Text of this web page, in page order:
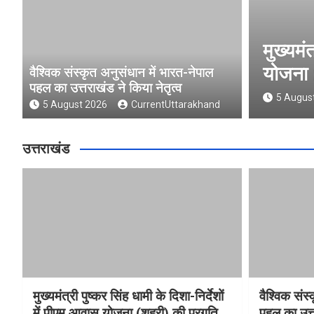
वैश्विक संस्कृत अनुसंधान में भारत-नेपाल
पहल का उत्तराखंड ने किया नेतृत्व
5 August 2026 CurrentUttarakhand
की हुई समीक्षा
उत्तराखंड
मुख्यमंत्री पुष्कर सिंह धामी के दिशा-निर्देशों
वैश्विक